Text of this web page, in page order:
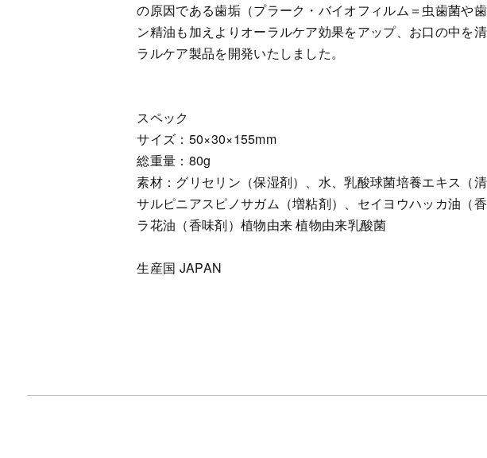
の原因である歯垢（プラーク・バイオフィルム＝虫歯菌や
ン精油も加えよりオーラルケア効果をアップ、お口の中を
ラルケア製品を開発いたしました。
スペック
サイズ：50×30×155mm
総重量：80g
素材：グリセリン（保湿剤）、水、乳酸球菌培養エキス（
サルピニアスピノサガム（増粘剤）、セイヨウハッカ油（
ラ花油（香味剤）植物由来 植物由来乳酸菌
生産国 JAPAN